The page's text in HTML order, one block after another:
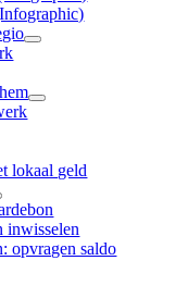
lokaal geld
inwisselen
opvragen saldo